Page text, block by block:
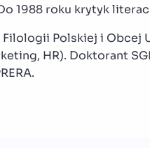
1988 roku krytyk
Filologii Polskiej i
HR). Doktorant